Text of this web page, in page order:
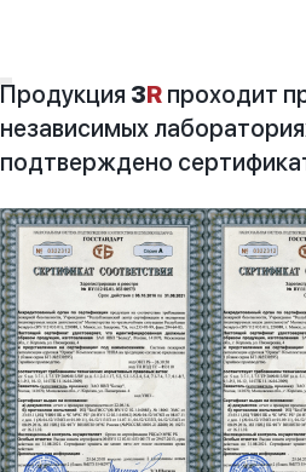
Продукция 3R проходит
независимых
подтверждено